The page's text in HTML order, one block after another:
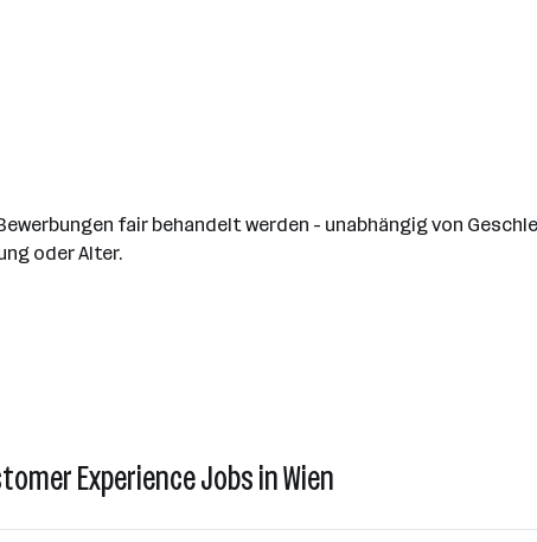
fair behandelt werden - unabhängig von
oder Alter.
Experience Jobs in Wien